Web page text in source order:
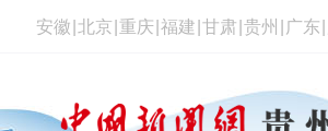
安徽 北京 重庆 福建 甘肃 贵州 广东